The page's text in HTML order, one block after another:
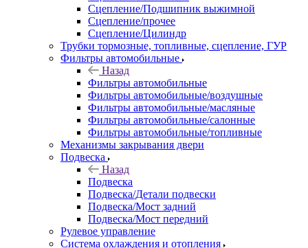
Сцепление/Подшипник выжимной
Сцепление/прочее
Сцепление/Цилиндр
Трубки тормозные, топливные, сцепление, ГУР
Фильтры автомобильные
Назад
Фильтры автомобильные
Фильтры автомобильные/воздушные
Фильтры автомобильные/масляные
Фильтры автомобильные/салонные
Фильтры автомобильные/топливные
Механизмы закрывания двери
Подвеска
Назад
Подвеска
Подвеска/Детали подвески
Подвеска/Мост задний
Подвеска/Мост передний
Рулевое управление
Система охлаждения и отопления